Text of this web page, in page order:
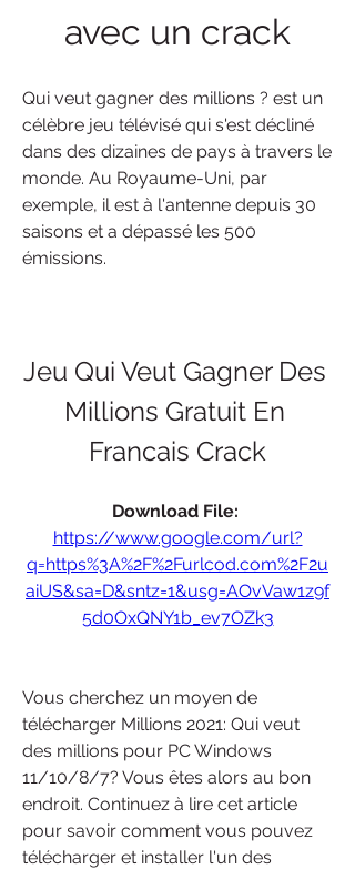
avec un crack
Qui veut gagner des millions ? est un
célèbre jeu télévisé qui s'est décliné
dans des dizaines de pays à travers le
monde. Au Royaume-Uni, par
exemple, il est à l'antenne depuis 30
saisons et a dépassé les 500
émissions.
Jeu Qui Veut Gagner Des
Millions Gratuit En
Francais Crack
https://www.google.com/url?
q=https%3A%2F%2Furlcod.com%2F2u
aiUS&sa=D&sntz=1&usg=AOvVaw1z9f
5d0OxQNY1b_ev7OZk3
Vous cherchez un moyen de
télécharger Millions 2021: Qui veut
des millions pour PC Windows
11/10/8/7? Vous êtes alors au bon
endroit. Continuez à lire cet article
pour savoir comment vous pouvez
télécharger et installer l'un des